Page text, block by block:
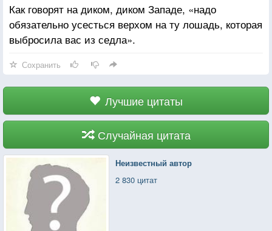
Как говорят на диком, диком Западе, «надо
обязательно усесться верхом на ту лошадь, которая
выбросила вас из седла».
Сохранить
Лучшие цитаты
Случайная цитата
Неизвестный автор
2 830 цитат